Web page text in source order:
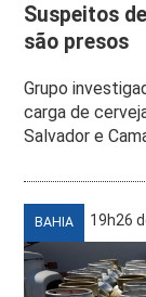
Suspeitos
são presos
Grupo
carga de
Salvador e
BAHIA 19h26